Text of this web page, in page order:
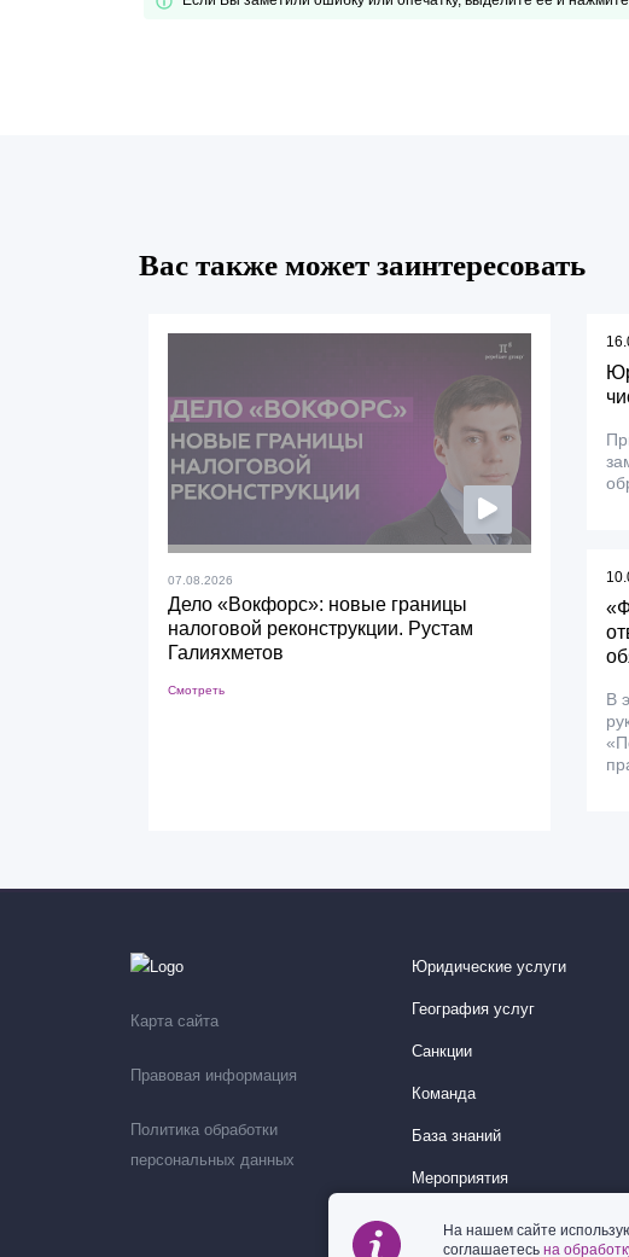
Вас также может заинтересовать
07.08.2026
Дело «Вокфорс»: новые границы
налоговой реконструкции. Рустам
Галияхметов
Смотреть
В
Карта сайта
Правовая информация
Политика обработки
персональных данных
Юридические услуги
География услуг
Санкции
Команда
База знаний
Мероприятия
На нашем сайте
соглашаетесь на